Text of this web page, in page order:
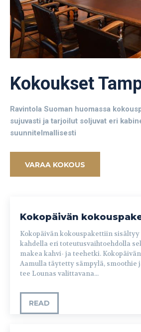
Kokoukset
Ravintola Suoman huomassa
sujuvasti ja tarjoilut soljuvat eri
suunnitelmallisesti
VARAA KOKOUS
Kokopäivän
Kokopäivän kokouspakettiin
kahdella eri toteutusvaihtoehdolla
makea kahvi- ja teehetki.
Aamulla täytetty sämpylä, smoothie
tee Lounas valittavana...
READ